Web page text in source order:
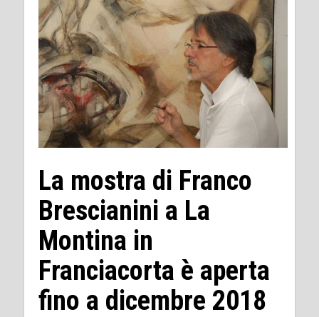
La mostra di Franco
Brescianini a La
Montina in
Franciacorta è aperta
fino a dicembre 2018